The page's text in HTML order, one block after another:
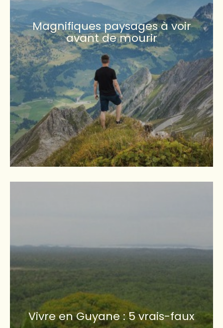
Magnifiques paysages à voir
avant de mourir
Vivre en Guyane : 5 vrais-faux